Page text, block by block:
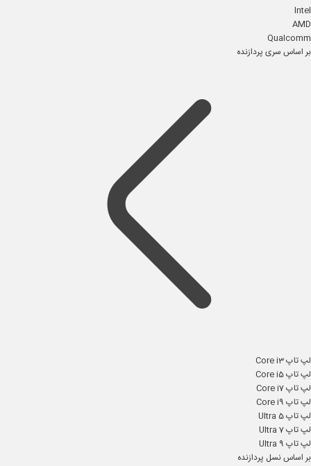
Intel
AMD
Qualcomm
بر اساس سری پردازنده
لپ تاپ Core i3
لپ تاپ Core i5
لپ تاپ Core i7
لپ تاپ Core i9
لپ تاپ Ultra 5
لپ تاپ Ultra 7
لپ تاپ Ultra 9
بر اساس نسل پردازنده